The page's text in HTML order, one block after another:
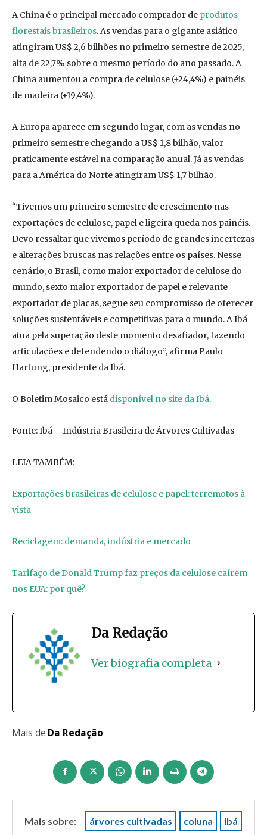
A China é o principal mercado comprador de produtos
florestais brasileiros. As vendas para o gigante asiático
atingiram US$ 2,6 bilhões no primeiro semestre de 2025,
alta de 22,7% sobre o mesmo período do ano passado. A
China aumentou a compra de celulose (+24,4%) e painéis
de madeira (+19,4%).
A Europa aparece em segundo lugar, com as vendas no
primeiro semestre chegando a US$ 1,8 bilhão, valor
praticamente estável na comparação anual. Já as vendas
para a América do Norte atingiram US$ 1,7 bilhão.
“Tivemos um primeiro semestre de crescimento nas
exportações de celulose, papel e ligeira queda nos painéis.
Devo ressaltar que vivemos período de grandes incertezas
e alterações bruscas nas relações entre os países. Nesse
cenário, o Brasil, como maior exportador de celulose do
mundo, sexto maior exportador de papel e relevante
exportador de placas, segue seu compromisso de oferecer
soluções sustentáveis e competitivas para o mundo. A Ibá
atua pela superação deste momento desafiador, fazendo
articulações e defendendo o diálogo”, afirma Paulo
Hartung, presidente da Ibá.
O Boletim Mosaico está disponível no site da Ibá.
Fonte: Ibá – Indústria Brasileira de Árvores Cultivadas
LEIA TAMBÉM:
Exportações brasileiras de celulose e papel: terremotos à
vista
Reciclagem: demanda, indústria e mercado
Tarifaço de Donald Trump faz preços da celulose caírem
nos EUA: por quê?
Da Redação
Ver biografia completa
Mais de Da Redação
Mais sobre: árvores cultivadas coluna Ibá